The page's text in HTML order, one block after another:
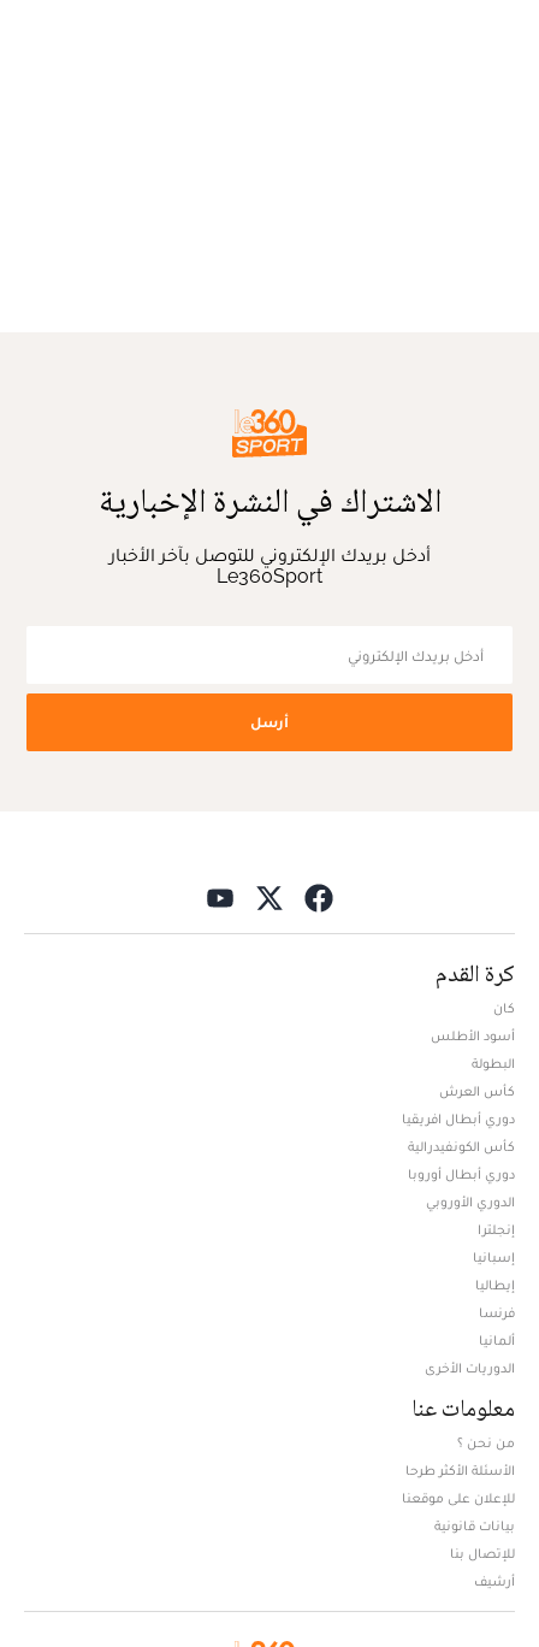
الاشتراك في النشرة الإخبارية
أدخل بريدك الإلكتروني للتوصل بآخر الأخبار
Le360Sport
أرسل
كرة القدم
كان
أسود الأطلس
البطولة
كأس العرش
دوري أبطال افريقيا
كأس الكونفيدرالية
دوري أبطال أوروبا
الدوري الأوروبي
إنجلترا
إسبانيا
إيطاليا
فرنسا
ألمانيا
الدوريات الأخرى
معلومات عنا
من نحن ؟
الأسئلة الأكثر طرحا
للإعلان على موقعنا
بيانات قانونية
للإتصال بنا
أرشيف